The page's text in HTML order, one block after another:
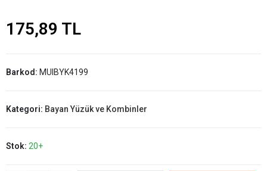
175,89 TL
Barkod: MUIBYK4199
Kategori: Bayan Yüzük ve Kombinler
Stok: 20+